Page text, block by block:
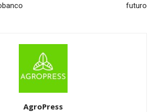
futuro
AgroPress